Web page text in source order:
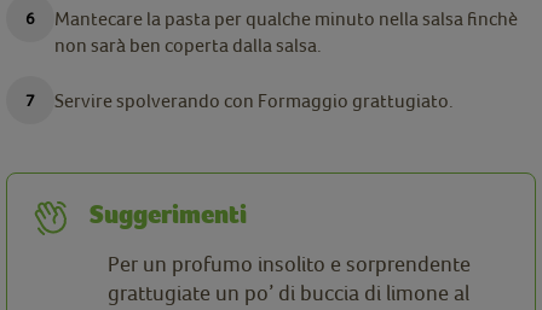
Mantecare la pasta per qualche minuto nella salsa finchè
non sarà ben coperta dalla salsa.
Servire spolverando con Formaggio grattugiato.
Suggerimenti
Per un profumo insolito e sorprendente
grattugiate un po’ di buccia di limone al